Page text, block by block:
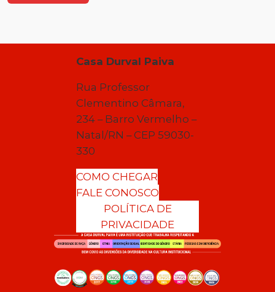
Casa Durval Paiva
Rua Professor
Clementino Câmara,
234 – Barro Vermelho –
Natal/RN – CEP 59030-
330
COMO CHEGAR
FALE CONOSCO
POLÍTICA DE
PRIVACIDADE